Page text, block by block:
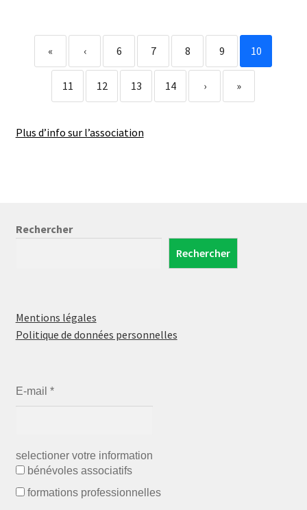
« ‹ 6 7 8 9 10
11 12 13 14 › »
Plus d’info sur l’association
Rechercher
Rechercher
Mentions légales
Politique de données personnelles
E-mail *
selectioner votre information
bénévoles associatifs
formations professionnelles